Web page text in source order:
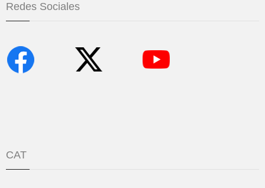
Redes Sociales
CAT